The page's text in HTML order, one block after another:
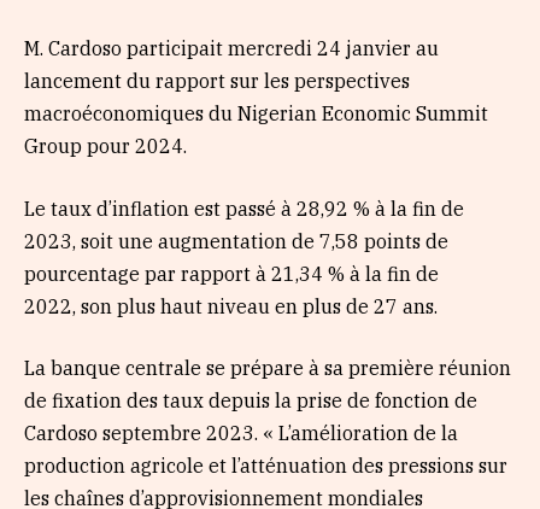
M. Cardoso participait mercredi 24 janvier au
lancement du rapport sur les perspectives
macroéconomiques du Nigerian Economic Summit
Group pour 2024.
Le taux d’inflation est passé à 28,92 % à la fin de
2023, soit une augmentation de 7,58 points de
pourcentage par rapport à 21,34 % à la fin de
2022, son plus haut niveau en plus de 27 ans.
La banque centrale se prépare à sa première réunion
de fixation des taux depuis la prise de fonction de
Cardoso septembre 2023. « L’amélioration de la
production agricole et l’atténuation des pressions sur
les chaînes d’approvisionnement mondiales